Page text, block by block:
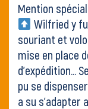
Mention
Wilfried y
souriant et
mise en place
d’expédition…
pu se
a su s’adapter